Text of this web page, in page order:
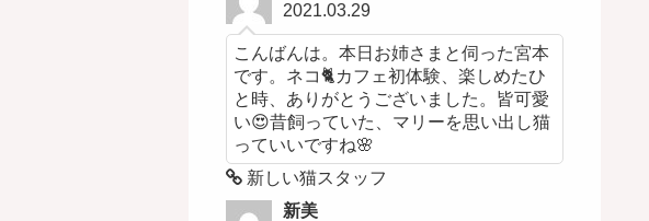
2021.03.29
こんばんは。本日お姉さまと伺った宮本
です。ネコ🐈カフェ初体験、楽しめたひ
と時、ありがとうございました。皆可愛
い😍昔飼っていた、マリーを思い出し猫
っていいですね🌸
新しい猫スタッフ
新美